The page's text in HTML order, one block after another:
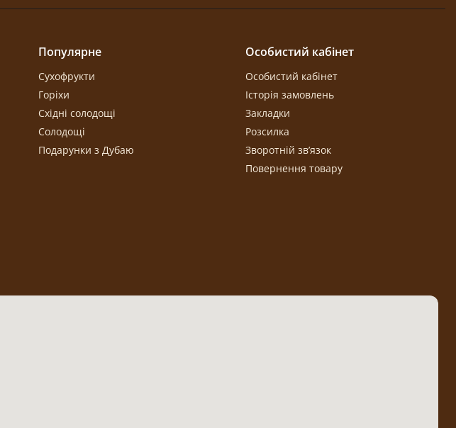
Популярне
Сухофрукти
Горіхи
Східні солодощі
Солодощі
Подарунки з Дубаю
Особистий кабінет
Особистий кабінет
Історія замовлень
Закладки
Розсилка
Зворотній зв’язок
Повернення товару